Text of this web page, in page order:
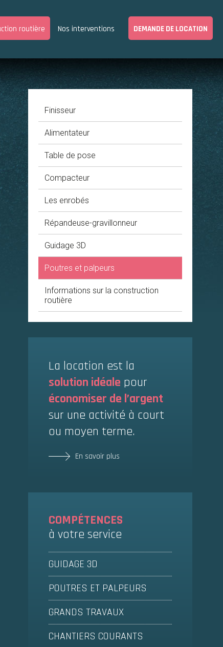
routière Nos interventions DEMANDE DE LOCATION
Finisseur
Alimentateur
Table de pose
Compacteur
Les enrobés
Répandeuse-gravillonneur
Guidage 3D
Poutres et palpeurs
Informations sur la construction
routière
La location est la
solution idéale pour
économiser de l’argent
sur une activité à court
ou moyen terme.
En savoir plus
COMPÉTENCES
à votre service
GUIDAGE 3D
POUTRES ET PALPEURS
GRANDS TRAVAUX
CHANTIERS COURANTS